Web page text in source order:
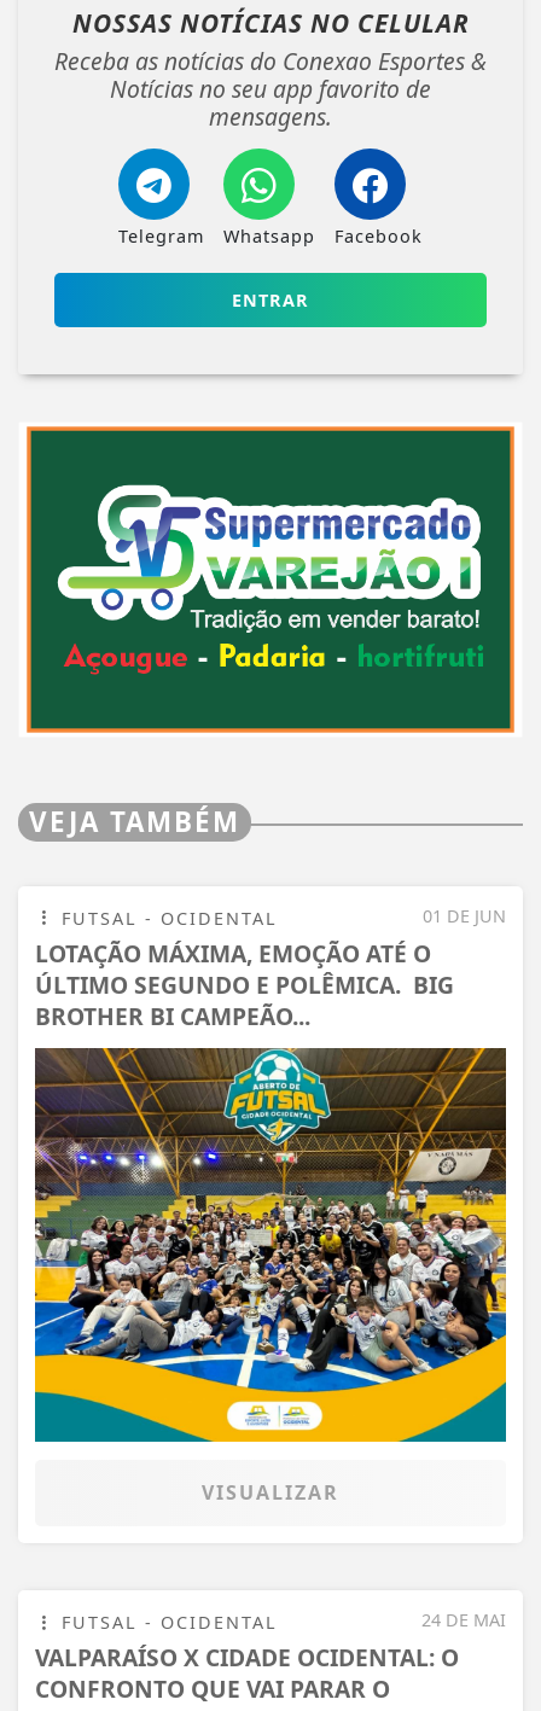
NOSSAS NOTÍCIAS NO CELULAR
Receba as notícias do Conexao Esportes &
Notícias no seu app favorito de
mensagens.
Telegram Whatsapp Facebook
ENTRAR
VEJA TAMBÉM
01 DE JUN
FUTSAL - OCIDENTAL
LOTAÇÃO MÁXIMA, EMOÇÃO ATÉ O
ÚLTIMO SEGUNDO E POLÊMICA. BIG
BROTHER BI CAMPEÃO...
VISUALIZAR
24 DE MAI
FUTSAL - OCIDENTAL
VALPARAÍSO X CIDADE OCIDENTAL: O
CONFRONTO QUE VAI PARAR O